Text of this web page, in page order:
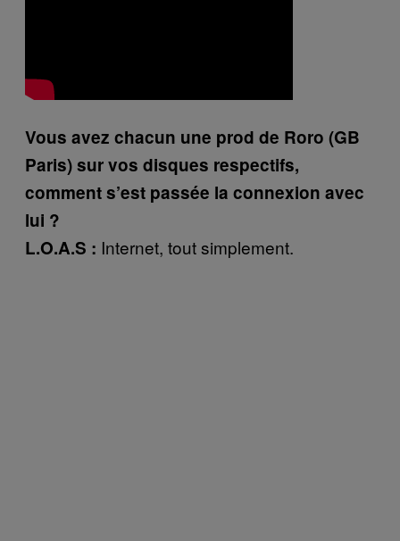
Vous avez chacun une prod de Roro (GB
Paris) sur vos disques respectifs,
comment s’est passée la connexion avec
lui ?
L.O.A.S : Internet, tout simplement.